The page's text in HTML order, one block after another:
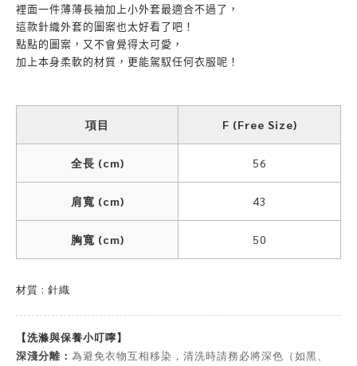
裡面一件薄薄長袖加上小外套最適合不過了，
這款針織外套的圖案也太好看了吧！
點點的圖案，又不會覺得太可愛，
加上本身柔軟的材質，更能駕馭任何衣服呢！
項目 F (Free Size)
全長 (cm) 56
肩寬 (cm) 43
胸寬 (cm) 50
材質 : 針織
【洗滌與保養小叮嚀】
深淺分離： 為避免衣物互相移染，清洗時請務必將深色（如黑、